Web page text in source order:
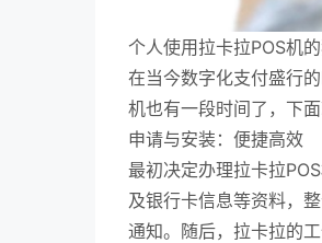
个人使用拉卡拉POS机
在当今数字化支付盛行
机也有一段时间了，下
申请与安装：便捷高效
最初决定办理拉卡拉
及银行卡信息等资料，
通知。随后，拉卡拉的